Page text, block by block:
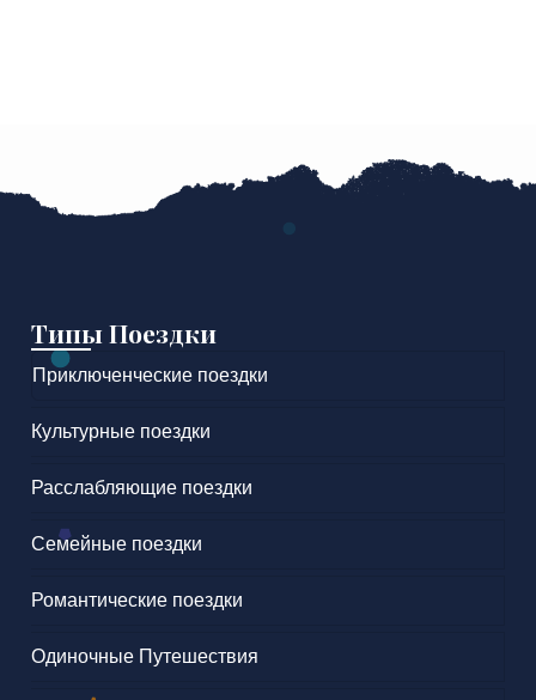
Типы Поездки
Приключенческие поездки
Культурные поездки
Расслабляющие поездки
Семейные поездки
Романтические поездки
Одиночные Путешествия